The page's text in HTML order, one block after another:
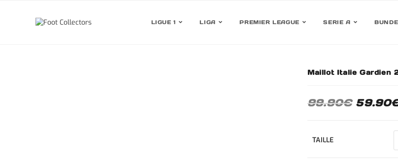
LIGUE 1 LIGA PREMIER LEAGUE SERIE A
Maillot Italie Gardien
99.90€ 59.90
TAILLE